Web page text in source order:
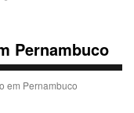
Pernambuco
em Pernambuco